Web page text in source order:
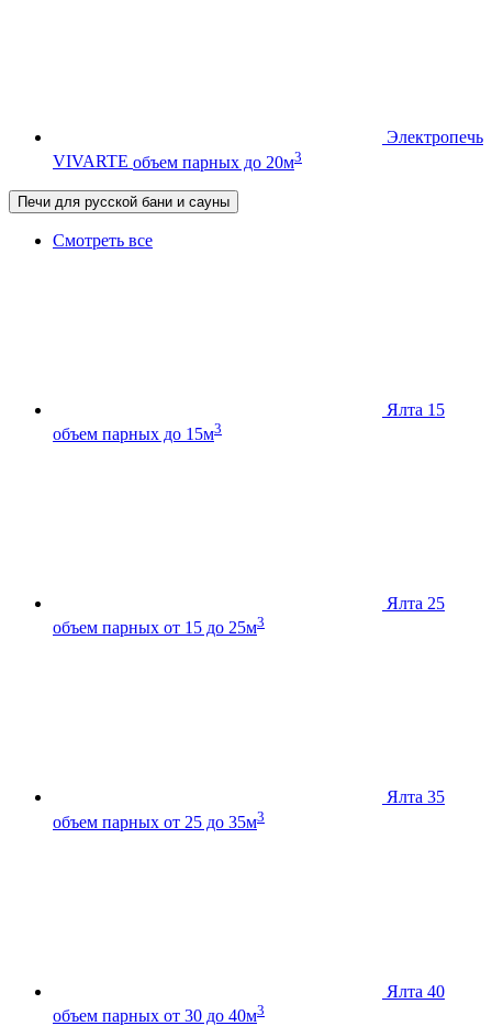
Электропечь
VIVARTE объем парных до 20м3
Печи для русской бани и сауны
Смотреть все
Ялта 15
объем парных до 15м3
Ялта 25
объем парных от 15 до 25м3
Ялта 35
объем парных от 25 до 35м3
Ялта 40
объем парных от 30 до 40м3